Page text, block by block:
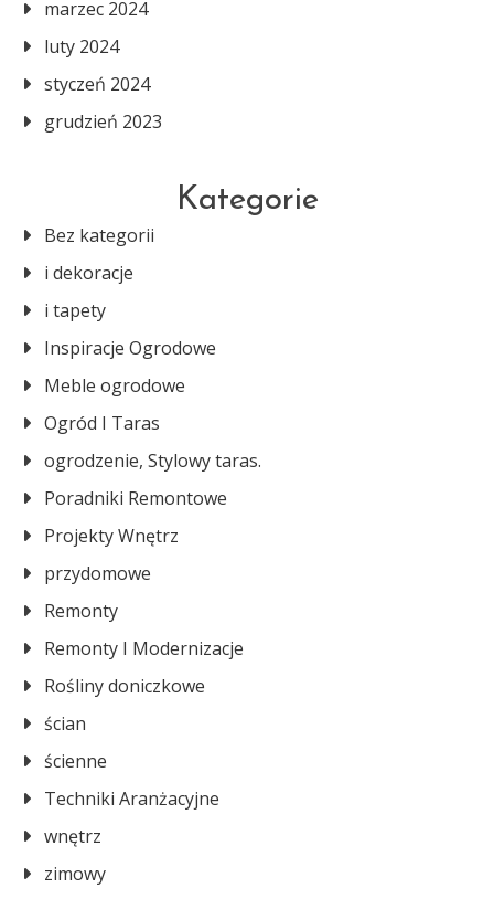
marzec 2024
luty 2024
styczeń 2024
grudzień 2023
Kategorie
Bez kategorii
i dekoracje
i tapety
Inspiracje Ogrodowe
Meble ogrodowe
Ogród I Taras
ogrodzenie, Stylowy taras.
Poradniki Remontowe
Projekty Wnętrz
przydomowe
Remonty
Remonty I Modernizacje
Rośliny doniczkowe
ścian
ścienne
Techniki Aranżacyjne
wnętrz
zimowy